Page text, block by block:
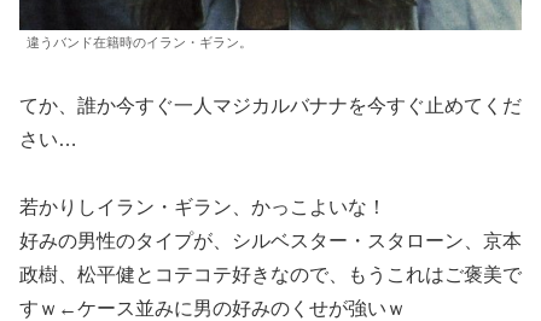
違うバンド在籍時のイラン・ギラン。
てか、誰か今すぐ一人マジカルバナナを今すぐ止めてくだ
さい…
若かりしイラン・ギラン、かっこよいな！
好みの男性のタイプが、シルベスター・スタローン、京本
政樹、松平健とコテコテ好きなので、もうこれはご褒美で
すｗ←ケース並みに男の好みのくせが強いｗ